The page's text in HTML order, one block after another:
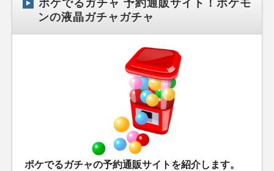
ポケでるガチャ 予約通販サイト！ポケモ
ンの液晶ガチャガチャ
ポケでるガチャの予約通販サイトを紹介します。